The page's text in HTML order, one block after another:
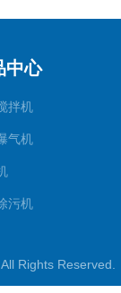
中心
拌机
气机
污机
理设备类
All Rights